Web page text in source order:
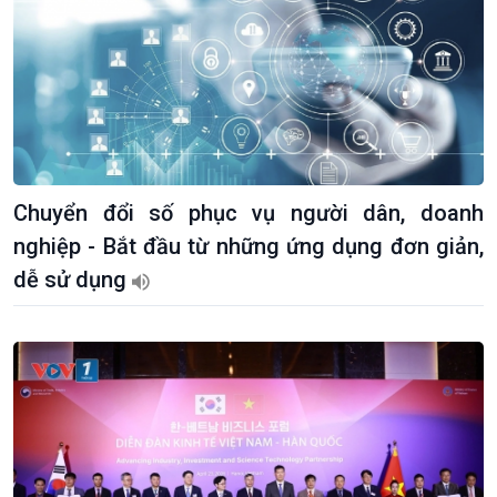
Chuyển đổi số phục vụ người dân, doanh
nghiệp - Bắt đầu từ những ứng dụng đơn giản,
dễ sử dụng